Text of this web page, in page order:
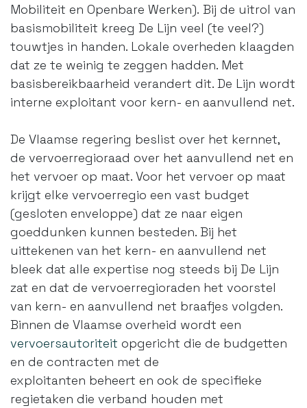
Mobiliteit en Openbare Werken). Bij de uitrol van
basismobiliteit kreeg De Lijn veel (te veel?)
touwtjes in handen. Lokale overheden klaagden
dat ze te weinig te zeggen hadden. Met
basisbereikbaarheid verandert dit. De Lijn wordt
interne exploitant voor kern- en aanvullend net.
De Vlaamse regering beslist over het kernnet,
de vervoerregioraad over het aanvullend net en
het vervoer op maat. Voor het vervoer op maat
krijgt elke vervoerregio een vast budget
(gesloten enveloppe) dat ze naar eigen
goeddunken kunnen besteden. Bij het
uittekenen van het kern- en aanvullend net
bleek dat alle expertise nog steeds bij De Lijn
zat en dat de vervoerregioraden het voorstel
van kern- en aanvullend net braafjes volgden.
Binnen de Vlaamse overheid wordt een
vervoersautoriteit opgericht die de budgetten
en de contracten met de
exploitanten beheert en ook de specifieke
regietaken die verband houden met